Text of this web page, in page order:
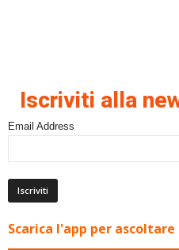
Iscriviti alla
Email Address
Scarica l'app per ascoltare